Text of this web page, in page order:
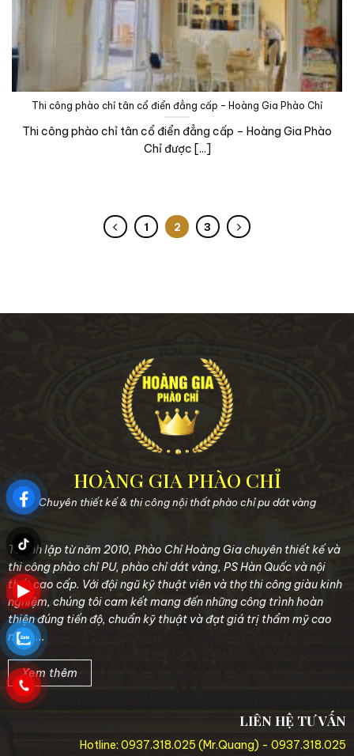
Thi công phào chỉ tân cổ điển đẳng cấp – Hoàng Gia Phào Chỉ
Thi công phào chỉ tân cổ điển đẳng cấp – Hoàng Gia Phào
Chỉ được [...]
1 2 3
HOÀNG GIA PHÀO CHỈ
Chuyên thiết kế & thi công nội thất phào chỉ pu dát vàng
Thành lập từ năm 2010, Phào Chỉ Hoàng Gia chuyên thiết kế và
thi công phào chỉ PU, phào chỉ dát vàng, PS Hàn Quốc và nội
thất cao cấp. Với đội ngũ kỹ thuật viên và thợ thi công giàu kinh
nghiệm, chúng tôi cam kết mang đến những công trình hoàn
thiện đúng tiến độ, chuẩn kỹ thuật và đạt giá trị thẩm mỹ cao
nhất....
Xem thêm
LIÊN HỆ TƯ VẤN
Hotline:0937.318.025 (Mr.Quang) -0937.318.025